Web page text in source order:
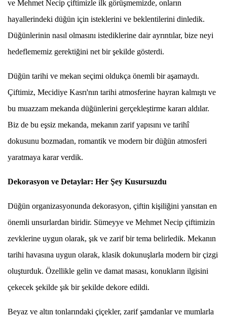
ve Mehmet Necip çiftimizle ilk görüşmemizde, onların
hayallerindeki düğün için isteklerini ve beklentilerini dinledik.
Düğünlerinin nasıl olmasını istediklerine dair ayrıntılar, bize neyi
hedeflememiz gerektiğini net bir şekilde gösterdi.
Düğün tarihi ve mekan seçimi oldukça önemli bir aşamaydı.
Çiftimiz, Mecidiye Kasrı'nın tarihi atmosferine hayran kalmıştı ve
bu muazzam mekanda düğünlerini gerçekleştirme kararı aldılar.
Biz de bu eşsiz mekanda, mekanın zarif yapısını ve tarihî
dokusunu bozmadan, romantik ve modern bir düğün atmosferi
yaratmaya karar verdik.
Dekorasyon ve Detaylar: Her Şey Kusursuzdu
Düğün organizasyonunda dekorasyon, çiftin kişiliğini yansıtan en
önemli unsurlardan biridir. Sümeyye ve Mehmet Necip çiftimizin
zevklerine uygun olarak, şık ve zarif bir tema belirledik. Mekanın
tarihi havasına uygun olarak, klasik dokunuşlarla modern bir çizgi
oluşturduk. Özellikle gelin ve damat masası, konukların ilgisini
çekecek şekilde şık bir şekilde dekore edildi.
Beyaz ve altın tonlarındaki çiçekler, zarif şamdanlar ve mumlarla